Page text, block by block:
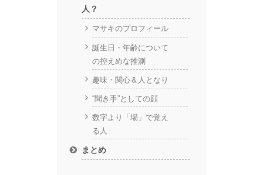
人？
マサキのプロフィール
誕生日・年齢について
の控えめな推測
趣味・関心＆人となり
“聞き手”としての顔
数字より「場」で覚え
る人
まとめ